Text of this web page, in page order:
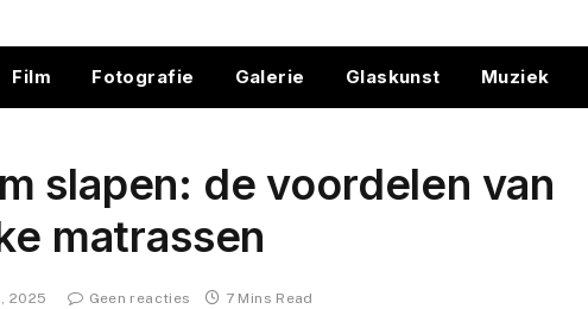
Film Fotografie Galerie Glaskunst Muziek
slapen: de voordelen van
matrassen
2025 Geen reacties 7 Mins Read